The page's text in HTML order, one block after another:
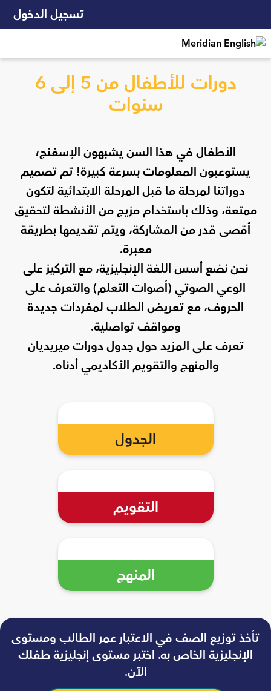
تسجيل الدخول
دورات للأطفال من 5 إلى 6
سنوات
الأطفال في هذا السن يشبهون الإسفنج؛
يستوعبون المعلومات بسرعة كبيرة! تم تصميم
دوراتنا لمرحلة ما قبل المرحلة الابتدائية لتكون
ممتعة، وذلك باستخدام مزيج من الأنشطة لتحقيق
أقصى قدر من المشاركة، ويتم تقديمها بطريقة
معبرة.
نحن نضع أسس اللغة الإنجليزية، مع التركيز على
الوعي الصوتي (أصوات التعلم) والتعرف على
الحروف، مع تعريض الطلاب لمفردات جديدة
ومواقف تواصلية.
تعرف على المزيد حول جدول دورات ميريديان
والمنهج والتقويم الأكاديمي أدناه.
الجدول
التقويم
المنهج
تأخذ توزيع الصف في الاعتبار عمر الطالب ومستوى
الإنجليزية الخاص به. اختبر مستوى إنجليزية طفلك
الآن.